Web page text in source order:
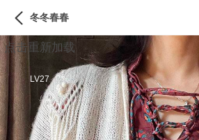
冬冬春春
点击重新加载
LV27